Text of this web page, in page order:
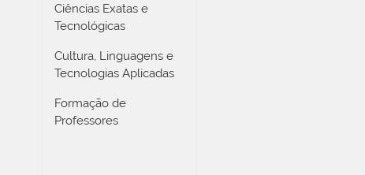
Ciências Exatas e
Tecnológicas
Cultura, Linguagens e
Tecnologias Aplicadas
Formação de
Professores